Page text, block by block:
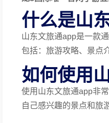
什么是山
山东文旅通app是一款
包括：旅游攻略、景点
如何使用
使用山东文旅通app非
自己感兴趣的景点和旅